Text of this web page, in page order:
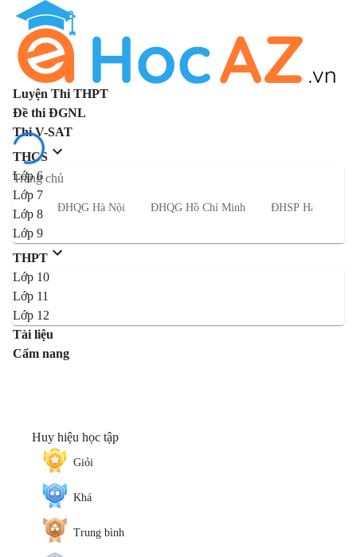
Luyện Thi THPT
Đề thi ĐGNL
Thi V-SAT
THCS
Lớp 6
Lớp 7
Lớp 8
Lớp 9
THPT
Lớp 10
Lớp 11
Lớp 12
Tài liệu
Cẩm nang
Trang chủ
ĐHQG Hà Nội ĐHQG Hồ Chí Minh ĐHSP Hà Nội
Huy hiệu học tập
Giỏi
Khá
Trung bình